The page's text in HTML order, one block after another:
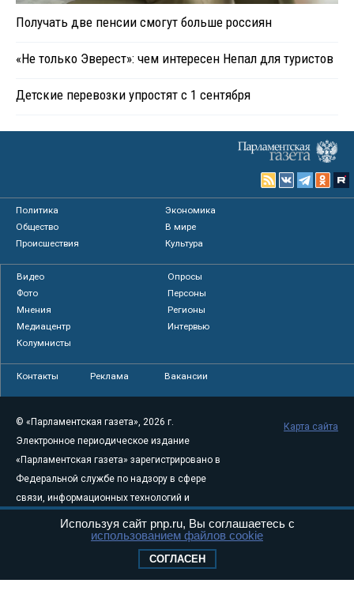
Получать две пенсии смогут больше россиян
«Не только Эверест»: чем интересен Непал для туристов
Детские перевозки упростят с 1 сентября
Политика
Экономика
Общество
В мире
Происшествия
Культура
Видео
Опросы
Фото
Персоны
Мнения
Регионы
Медиацентр
Интервью
Колумнисты
Контакты Реклама Вакансии
© «Парламентская газета», 2026 г.
Электронное периодическое издание
«Парламентская газета» зарегистрировано в
Федеральной службе по надзору в сфере
связи, информационных технологий и
массовых коммуникаций (Роскомнадзор) 05
августа 2011 года. 18+
Свидетельство о регистрации Эл № ФС77-
Карта сайта
Используя сайт pnp.ru, Вы соглашаетесь с
использованием файлов cookie
СОГЛАСЕН